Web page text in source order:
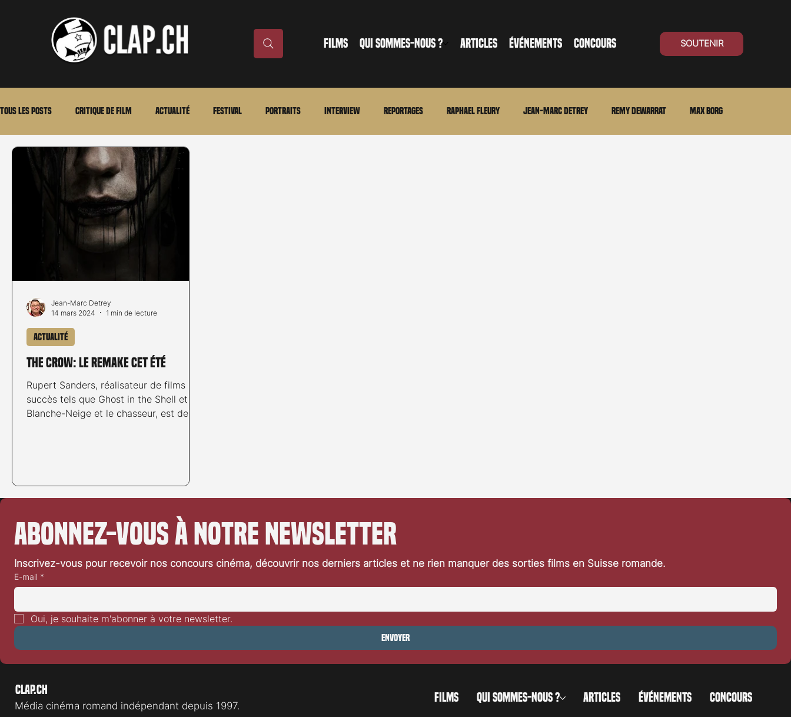
FILMS QUI SOMMES-NOUS ? ARTICLES ÉVÉNEMENTS CONCOURS SOUTENIR
Tous les posts Critique de film Actualité Festival Portraits Interview Reportages Raphael Fleury Jean-Marc Detrey Remy Dewarrat Max Borg
Laurent Scherlen Memento En bref
Stéfanie Rossier Streaming
The Crow: le remake cet été
Rupert Sanders, réalisateur de films à
succès tels que Ghost in the Shell et
Blanche-Neige et le chasseur, est de
Actualité
Jean-Marc Detrey
14 mars 2024
1 min de lecture
Abonnez-vous à notre newsletter
Inscrivez-vous pour recevoir nos concours cinéma, découvrir nos derniers articles et ne rien manquer des sorties films en Suisse romande.
E-mail *
Oui, je souhaite m'abonner à votre newsletter.
Envoyer
Clap.ch
Média cinéma romand indépendant depuis 1997.
FILMS QUI SOMMES-NOUS ? ARTICLES ÉVÉNEMENTS CONCOURS